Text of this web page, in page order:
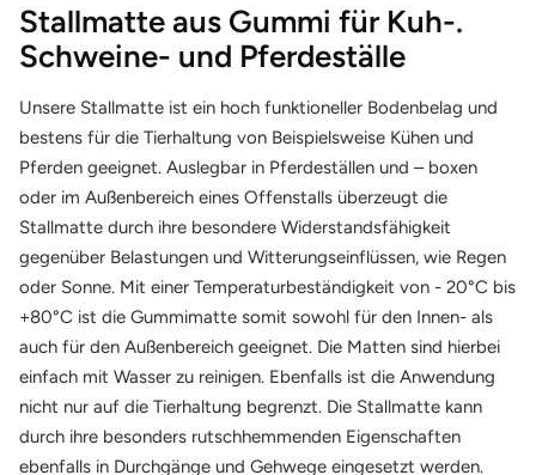
Stallmatte aus Gummi für Kuh-.
Schweine- und Pferdeställe
Unsere Stallmatte ist ein hoch funktioneller Bodenbelag und
bestens für die Tierhaltung von Beispielsweise Kühen und
Pferden geeignet. Auslegbar in Pferdeställen und – boxen
oder im Außenbereich eines Offenstalls überzeugt die
Stallmatte durch ihre besondere Widerstandsfähigkeit
gegenüber Belastungen und Witterungseinflüssen, wie Regen
oder Sonne. Mit einer Temperaturbeständigkeit von - 20°C bis
+80°C ist die Gummimatte somit sowohl für den Innen- als
auch für den Außenbereich geeignet. Die Matten sind hierbei
einfach mit Wasser zu reinigen. Ebenfalls ist die Anwendung
nicht nur auf die Tierhaltung begrenzt. Die Stallmatte kann
durch ihre besonders rutschhemmenden Eigenschaften
ebenfalls in Durchgänge und Gehwege eingesetzt werden.